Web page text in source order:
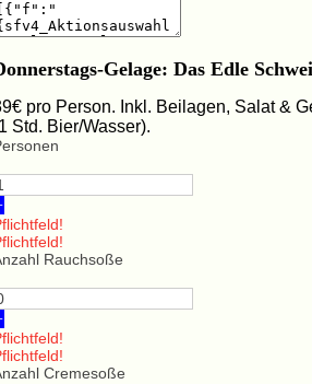
Gelage: Das Edle
pro Person. Inkl. Beilagen, Salat &
Std. Bier/Wasser).
Rauchsoße
Cremesoße